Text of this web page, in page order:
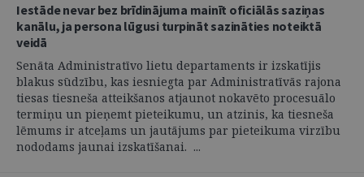
Iestāde nevar bez brīdinājuma mainīt oficiālās saziņas
kanālu, ja persona lūgusi turpināt sazināties noteiktā
veidā
Senāta Administratīvo lietu departaments ir izskatījis
blakus sūdzību, kas iesniegta par Administratīvās rajona
tiesas tiesneša atteikšanos atjaunot nokavēto procesuālo
termiņu un pieņemt pieteikumu, un atzinis, ka tiesneša
lēmums ir atceļams un jautājums par pieteikuma virzību
nododams jaunai izskatīšanai. ...